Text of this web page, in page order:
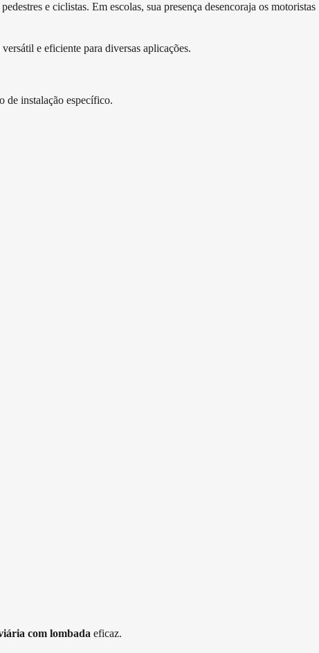
e ciclistas. Em escolas, sua presença desencoraja os motoristas
e eficiente para diversas aplicações.
de instalação específico.
com lombada eficaz.